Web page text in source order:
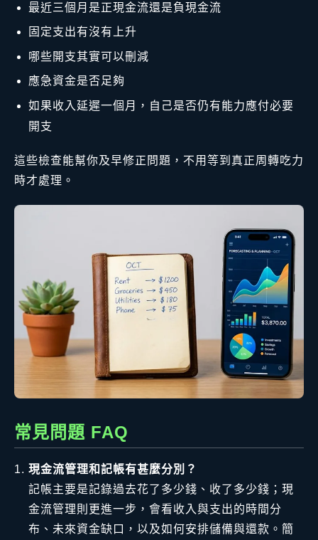
最近三個月是正現金流還是負現金流
固定支出有沒有上升
哪些開支其實可以刪減
應急資金是否足夠
如果收入延遲一個月，自己是否仍有能力應付必要
開支
這些檢查能幫你及早修正問題，不用等到真正周轉吃力
時才處理。
常見問題 FAQ
現金流管理和記帳有甚麼分別？
記帳主要是記錄過去花了多少錢、收了多少錢；現
金流管理則更進一步，會看收入與支出的時間分
布、未來資金缺口，以及如何安排儲備與還款。簡